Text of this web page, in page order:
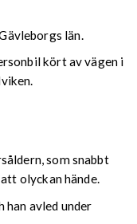
län.
kört av vägen i
som snabbt
olyckan hände.
han avled under